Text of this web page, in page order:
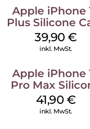
Apple iPhone
Plus Silicone
MagSafe Plum
39,90€
inkl. MwSt.
Apple iPhone
Pro Max
Case MagSafe
Ultramarine
41,90 €
inkl. MwSt.